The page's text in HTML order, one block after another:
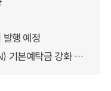
발행 예정
단일종목 레버리지 상품(ETF·ETN) 기본예탁금 강화 조기시행 방안 안내